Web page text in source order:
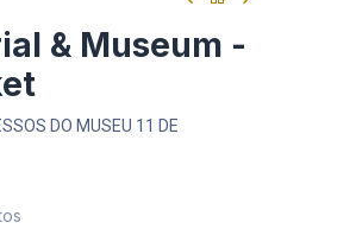
& Museum -
DO MUSEU 11 DE